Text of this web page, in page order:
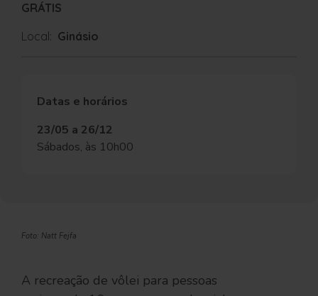
GRÁTIS
Local: Ginásio
Datas e horários
23/05 a 26/12
Sábados, às 10h00
Foto: Natt Fejfa
A recreação de vôlei para pessoas